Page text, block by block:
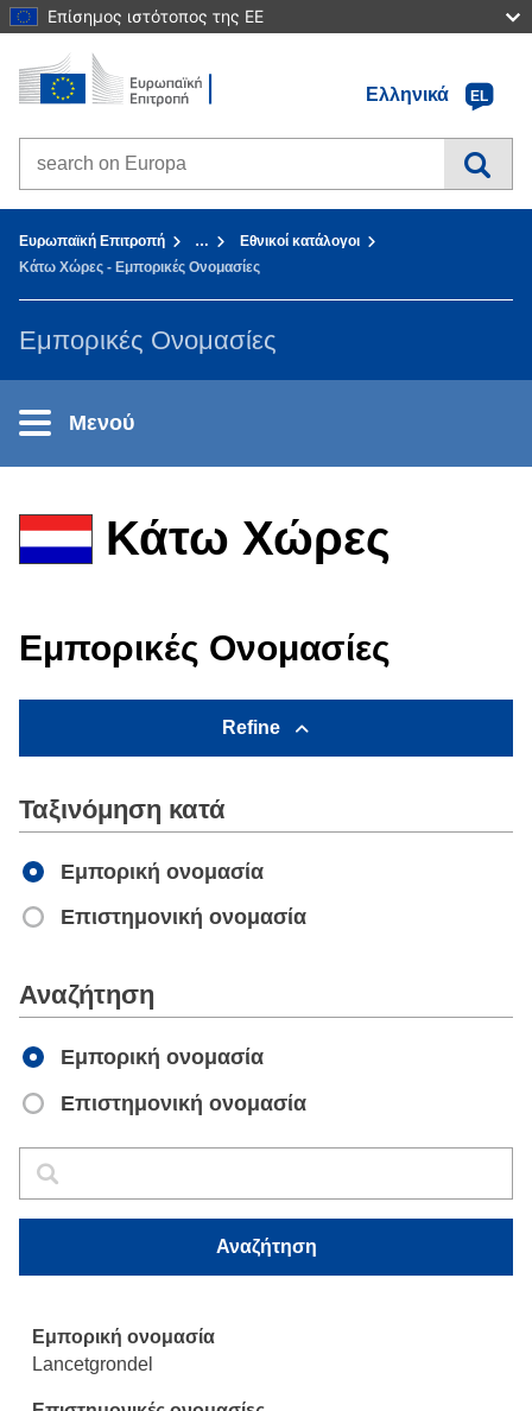
Επίσημος ιστότοπος της ΕΕ
Πηγαίνετε στο περιεχόμενο
Αρχική σελίδα - Ευρωπαϊκή Επιτροπή
Ελληνικά
EL
Search on Europa websites
Ευρωπαϊκή Επιτροπή …
Εθνικοί κατάλογοι
Κάτω Χώρες - Εμπορικές Ονομασίες
Εμπορικές Ονομασίες
Μενού
Κάτω Χώρες
Εμπορικές Ονομασίες
Refine
Ταξινόμηση κατά
Εμπορική ονομασία
Επιστημονική ονομασία
Αναζήτηση
Εμπορική ονομασία
Επιστημονική ονομασία
Αναζήτηση
Lancetgrondel